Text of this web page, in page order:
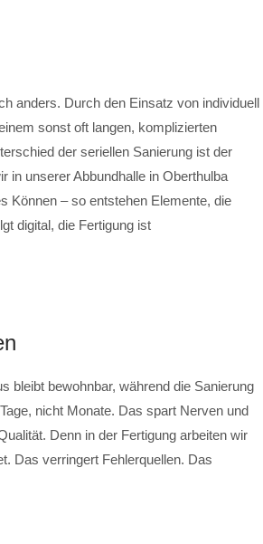
anders. Durch den Einsatz von individuell
sonst oft langen, komplizierten
der seriellen Sanierung ist der
in unserer Abbundhalle in Oberthulba
Können – so entstehen Elemente, die
digital, die Fertigung ist
bleibt bewohnbar, während die Sanierung
nicht Monate. Das spart Nerven und
Denn in der Fertigung arbeiten wir
Das verringert Fehlerquellen. Das